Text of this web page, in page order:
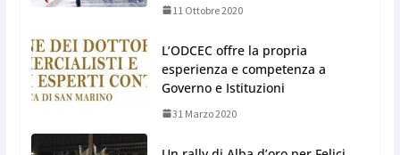
11 Ottobre 2020
L’ODCEC offre la propria
esperienza e competenza a
Governo e Istituzioni
31 Marzo 2020